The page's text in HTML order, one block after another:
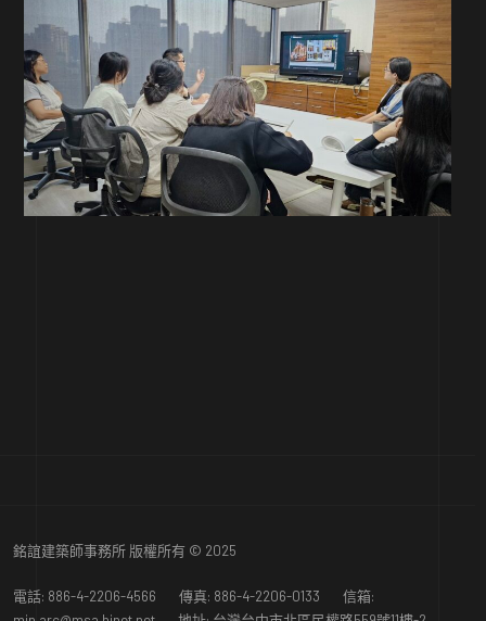
銘誼建築師事務所 版權所有 © 2025
電話: 886-4-2206-4566 傳真: 886-4-2206-0133 信箱: